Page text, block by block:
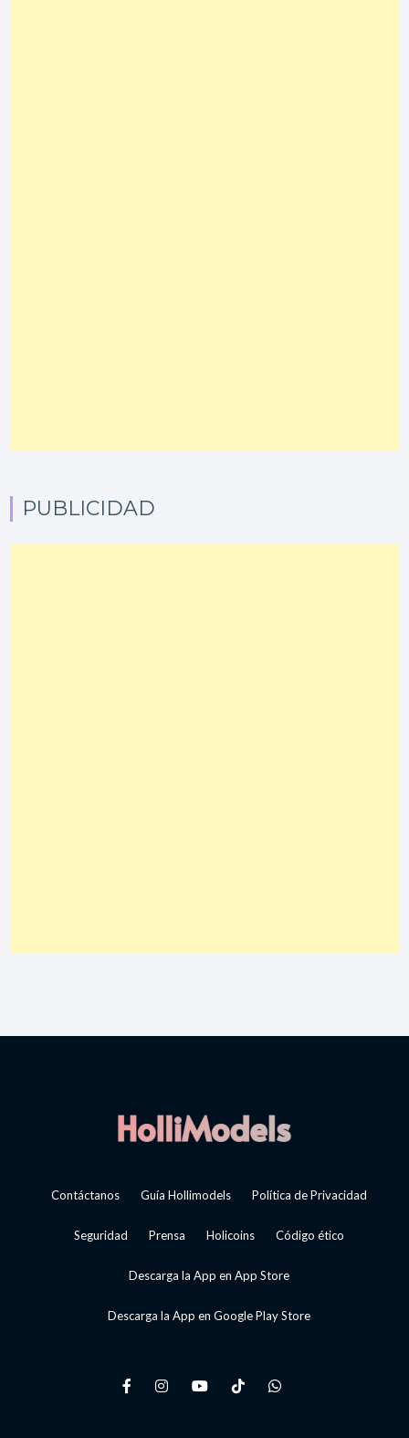
PUBLICIDAD
Contáctanos Guía Hollimodels Política de Privacidad
Seguridad Prensa Holicoins Código ético
Descarga la App en App Store
Descarga la App en Google Play Store